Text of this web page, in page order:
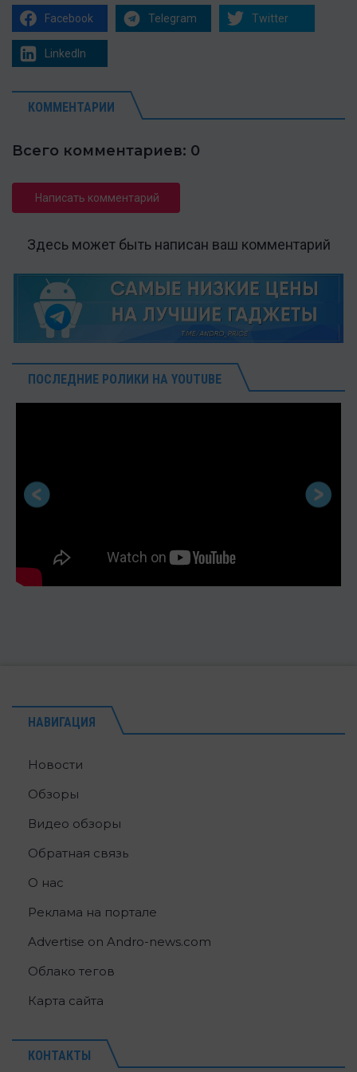
Facebook Telegram Twitter
LinkedIn
КОММЕНТАРИИ
Всего комментариев: 0
Написать комментарий
Здесь может быть написан ваш комментарий
ПОСЛЕДНИЕ РОЛИКИ НА YOUTUBE
НАВИГАЦИЯ
Новости
Обзоры
Видео обзоры
Обратная связь
О нас
Реклама на портале
Advertise on Andro-news.com
Облако тегов
Карта сайта
КОНТАКТЫ